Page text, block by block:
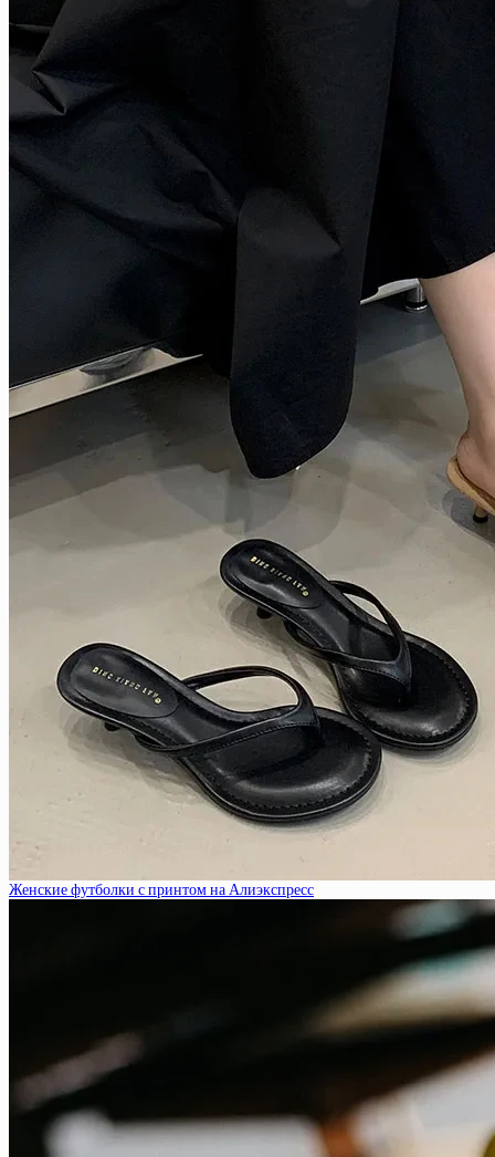
Женские футболки с принтом на Алиэкспресс